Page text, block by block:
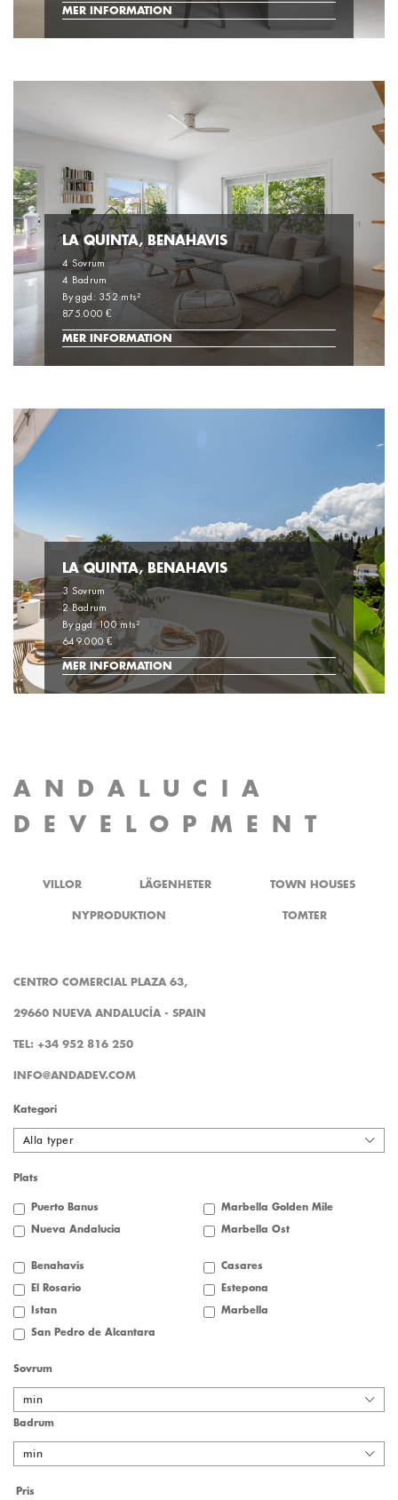
MER INFORMATION
LA QUINTA, BENAHAVIS
4 Sovrum
4 Badrum
Byggd: 352 mts²
875.000 €
MER INFORMATION
LA QUINTA, BENAHAVIS
3 Sovrum
2 Badrum
Byggd: 100 mts²
649.000 €
MER INFORMATION
ANDALUCIA
DEVELOPMENT
VILLOR LÄGENHETER TOWN HOUSES
NYPRODUKTION TOMTER
CENTRO COMERCIAL PLAZA 63,
29660 NUEVA ANDALUCÍA - SPAIN
TEL: +34 952 816 250
INFO@ANDADEV.COM
Kategori
Alla typer
Plats
Puerto Banus Marbella Golden Mile
Nueva Andalucia Marbella Öst
Benahavis Casares
El Rosario Estepona
Istan Marbella
San Pedro de Alcantara
Sovrum
min
Badrum
min
Pris